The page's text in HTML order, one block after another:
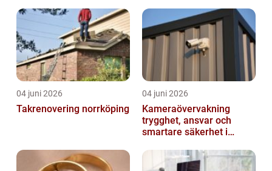
04 juni 2026
Takrenovering norrköping
04 juni 2026
Kameraövervakning
trygghet, ansvar och
smartare säkerhet i